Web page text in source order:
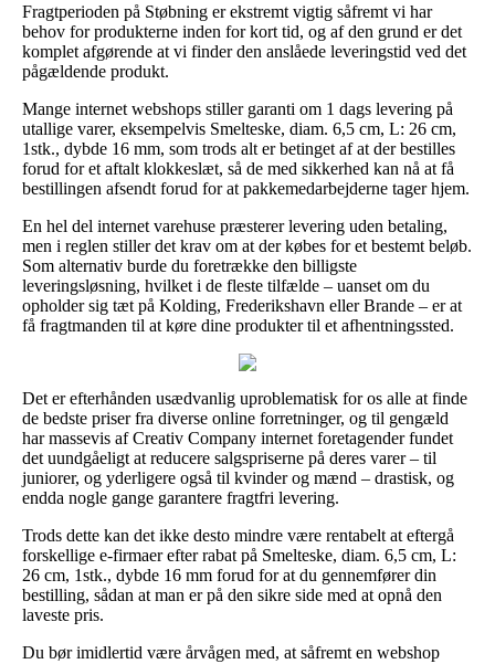
Fragtperioden på Støbning er ekstremt vigtig såfremt vi har
behov for produkterne inden for kort tid, og af den grund er det
komplet afgørende at vi finder den anslåede leveringstid ved det
pågældende produkt.
Mange internet webshops stiller garanti om 1 dags levering på
utallige varer, eksempelvis Smelteske, diam. 6,5 cm, L: 26 cm,
1stk., dybde 16 mm, som trods alt er betinget af at der bestilles
forud for et aftalt klokkeslæt, så de med sikkerhed kan nå at få
bestillingen afsendt forud for at pakkemedarbejderne tager hjem.
En hel del internet varehuse præsterer levering uden betaling,
men i reglen stiller det krav om at der købes for et bestemt beløb.
Som alternativ burde du foretrække den billigste
leveringsløsning, hvilket i de fleste tilfælde – uanset om du
opholder sig tæt på Kolding, Frederikshavn eller Brande – er at
få fragtmanden til at køre dine produkter til et afhentningssted.
Det er efterhånden usædvanlig uproblematisk for os alle at finde
de bedste priser fra diverse online forretninger, og til gengæld
har massevis af Creativ Company internet foretagender fundet
det uundgåeligt at reducere salgspriserne på deres varer – til
juniorer, og yderligere også til kvinder og mænd – drastisk, og
endda nogle gange garantere fragtfri levering.
Trods dette kan det ikke desto mindre være rentabelt at eftergå
forskellige e-firmaer efter rabat på Smelteske, diam. 6,5 cm, L:
26 cm, 1stk., dybde 16 mm forud for at du gennemfører din
bestilling, sådan at man er på den sikre side med at opnå den
laveste pris.
Du bør imidlertid være årvågen med, at såfremt en webshop